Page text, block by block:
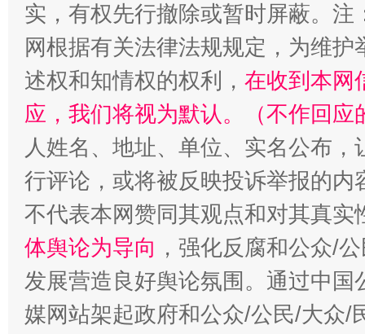
扯下公款旅游的“隐身衣” 如何以
实，有权先行撤除或暂时屏蔽。
网根据有关法律法规规定，为维
述权和知情权的权利， 在收到本网
应，我们将视为默认。（不作回应
人姓名、地址、单位、实名公布
行评论，或将被反映投诉举报的
不代表本网赞同其观点和对其真实
体舆论为导向 ，强化反腐和公众/
发展营造良好舆论氛围。通过中
媒网站架起政府和公众/公民/大众/